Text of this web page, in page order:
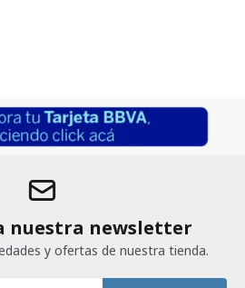
nuestra newsletter
y ofertas de nuestra tienda.